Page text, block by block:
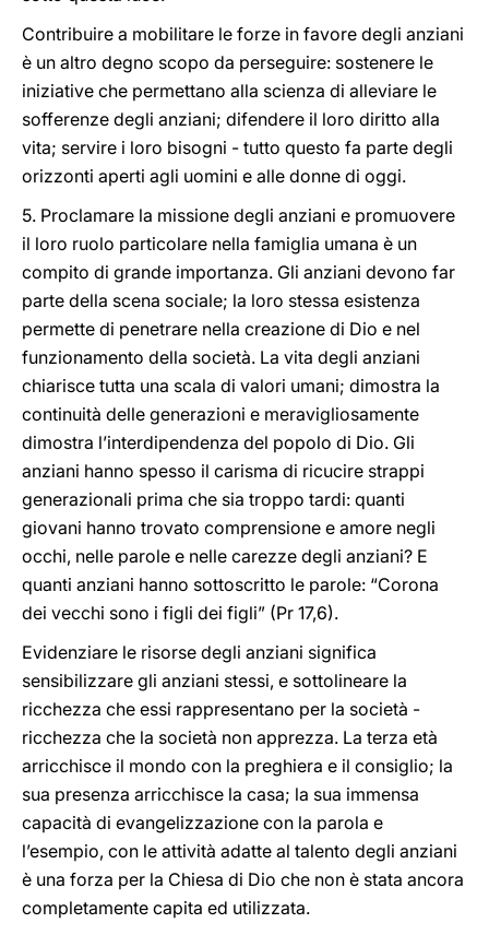
Contribuire a mobilitare le forze in favore degli anziani
è un altro degno scopo da perseguire: sostenere le
iniziative che permettano alla scienza di alleviare le
sofferenze degli anziani; difendere il loro diritto alla
vita; servire i loro bisogni - tutto questo fa parte degli
orizzonti aperti agli uomini e alle donne di oggi.
5. Proclamare la missione degli anziani e promuovere
il loro ruolo particolare nella famiglia umana è un
compito di grande importanza. Gli anziani devono far
parte della scena sociale; la loro stessa esistenza
permette di penetrare nella creazione di Dio e nel
funzionamento della società. La vita degli anziani
chiarisce tutta una scala di valori umani; dimostra la
continuità delle generazioni e meravigliosamente
dimostra l’interdipendenza del popolo di Dio. Gli
anziani hanno spesso il carisma di ricucire strappi
generazionali prima che sia troppo tardi: quanti
giovani hanno trovato comprensione e amore negli
occhi, nelle parole e nelle carezze degli anziani? E
quanti anziani hanno sottoscritto le parole: “Corona
dei vecchi sono i figli dei figli” (Pr 17,6).
Evidenziare le risorse degli anziani significa
sensibilizzare gli anziani stessi, e sottolineare la
ricchezza che essi rappresentano per la società -
ricchezza che la società non apprezza. La terza età
arricchisce il mondo con la preghiera e il consiglio; la
sua presenza arricchisce la casa; la sua immensa
capacità di evangelizzazione con la parola e
l’esempio, con le attività adatte al talento degli anziani
è una forza per la Chiesa di Dio che non è stata ancora
completamente capita ed utilizzata.